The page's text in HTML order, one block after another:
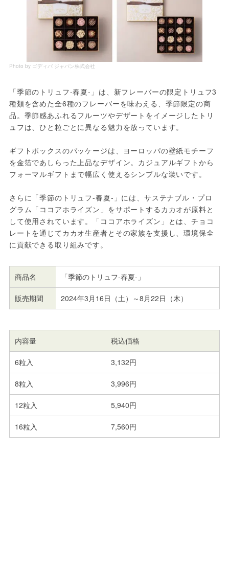
Photo by ゴディバ ジャパン株式会社
「季節のトリュフ-春夏-」は、新フレーバーの限定トリュフ3
種類を含めた全6種のフレーバーを味わえる、季節限定の商
品。季節感あふれるフルーツやデザートをイメージしたトリ
ュフは、ひと粒ごとに異なる魅力を放っています。
ギフトボックスのパッケージは、ヨーロッパの壁紙モチーフ
を金箔であしらった上品なデザイン。カジュアルギフトから
フォーマルギフトまで幅広く使えるシンプルな装いです。
さらに「季節のトリュフ-春夏-」には、サステナブル・プロ
グラム「ココアホライズン」をサポートするカカオが原料と
して使用されています。「ココアホライズン」とは、チョコ
レートを通じてカカオ生産者とその家族を支援し、環境保全
に貢献できる取り組みです。
商品名 「季節のトリュフ-春夏-」
販売期間 2024年3月16日（土）～8月22日（木）
内容量 税込価格
6粒入 3,132円
8粒入 3,996円
12粒入 5,940円
16粒入 7,560円